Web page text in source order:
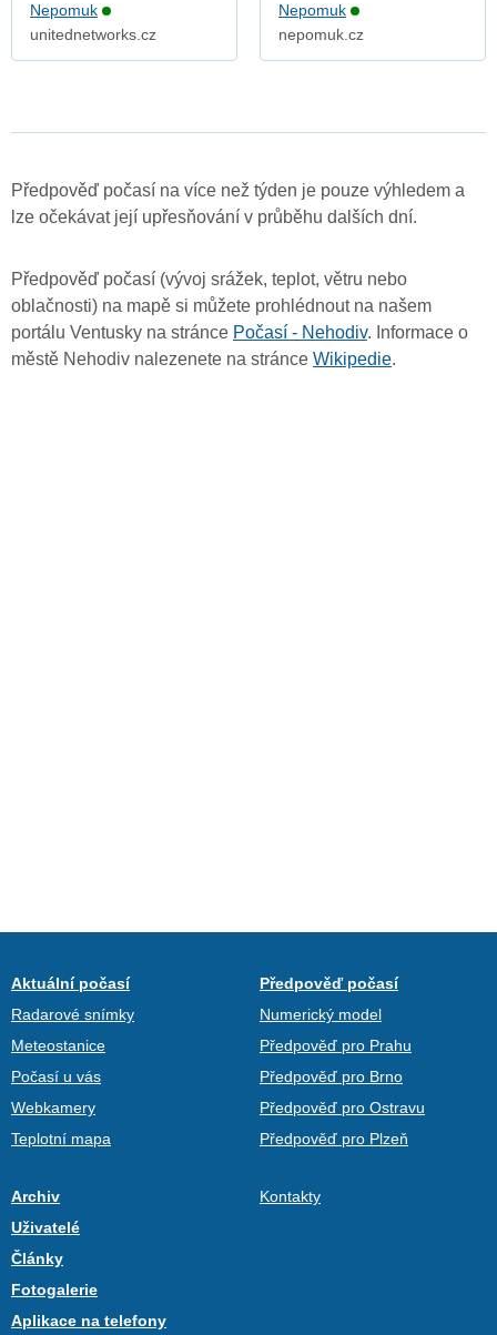
Nepomuk
unitednetworks.cz
Nepomuk
nepomuk.cz
Předpověď počasí na více než týden je pouze výhledem a
lze očekávat její upřesňování v průběhu dalších dní.
Předpověď počasí (vývoj srážek, teplot, větru nebo
oblačnosti) na mapě si můžete prohlédnout na našem
portálu Ventusky na stránce Počasí - Nehodiv. Informace o
městě Nehodiv nalezenete na stránce Wikipedie.
Aktuální počasí
Radarové snímky
Meteostanice
Počasí u vás
Webkamery
Teplotní mapa
Předpověď počasí
Numerický model
Předpověď pro Prahu
Předpověď pro Brno
Předpověď pro Ostravu
Předpověď pro Plzeň
Archiv
Uživatelé
Články
Fotogalerie
Aplikace na telefony
Kontakty